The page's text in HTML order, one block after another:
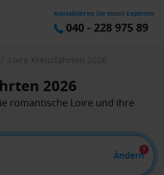
Kontaktieren Sie einen Experten
040 - 228 975 89
/ Loire Kreuzfahrten 2026
2026
romantische Loire und ihre
Ändern
1